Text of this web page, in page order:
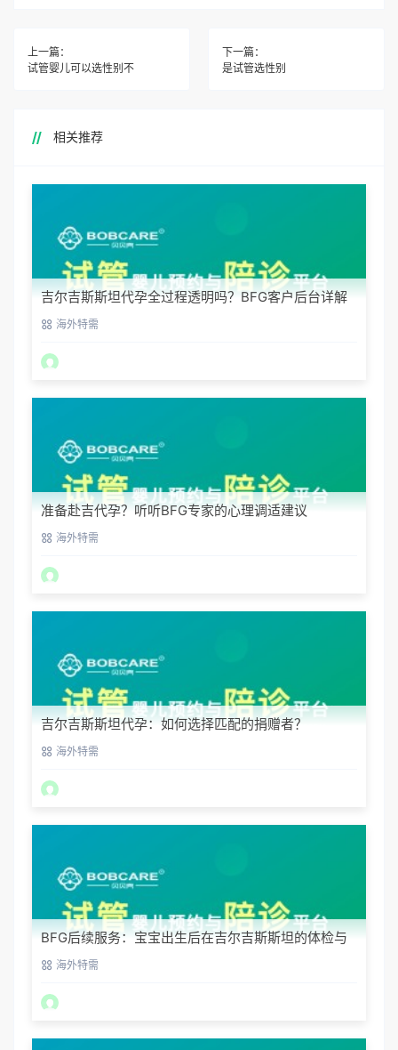
上一篇：
试管婴儿可以选性别不
下一篇：
是试管选性别
相关推荐
吉尔吉斯斯坦代孕全过程透明吗？BFG客户后台详解
海外特需
准备赴吉代孕？听听BFG专家的心理调适建议
海外特需
吉尔吉斯斯坦代孕：如何选择匹配的捐赠者？
海外特需
BFG后续服务：宝宝出生后在吉尔吉斯斯坦的体检与
回国海外特需